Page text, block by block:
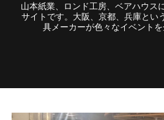
山本紙業、ロンド工房、ベアハウス
サイトです。大阪、京都、兵庫とい
具メーカーが色々なイベントを